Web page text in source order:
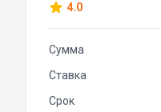
4.0
Сумма
Ставка
Срок